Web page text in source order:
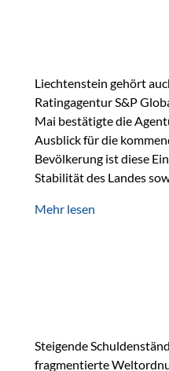
Liechtenstein gehört
Ratingagentur S&P
Mai bestätigte die
Ausblick für die
Bevölkerung ist diese
Stabilität des Landes
Herausforderungen Die
Mehr lesen
Steigende
fragmentierte